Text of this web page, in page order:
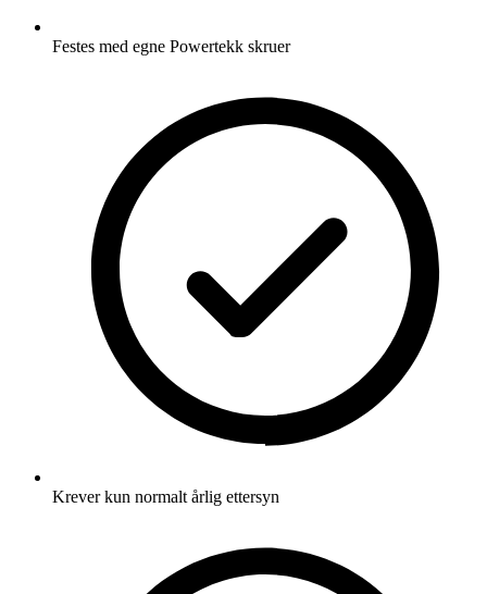
Festes med egne Powertekk skruer
Krever kun normalt årlig ettersyn